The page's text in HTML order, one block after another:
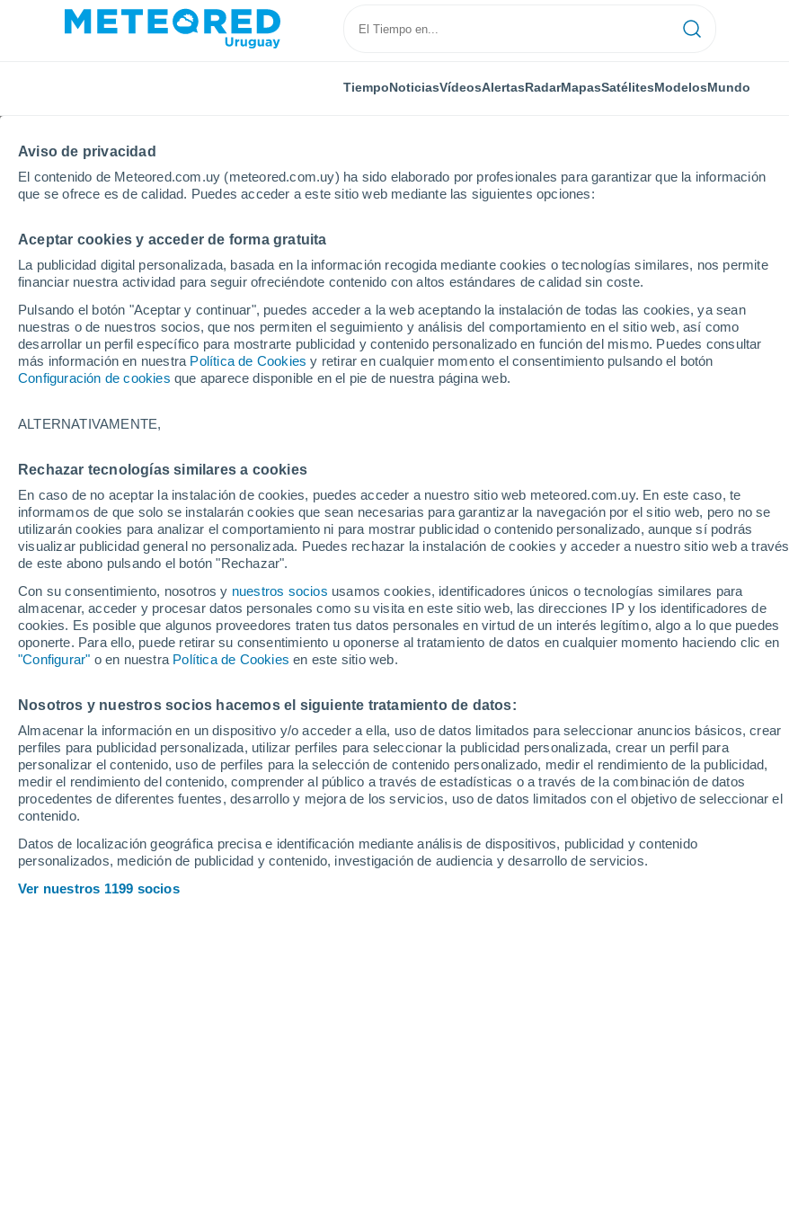
Aviso de privacidad
El contenido de Meteored.com.uy (meteored.com.uy) ha sido elaborado por profesionales para garantizar que la información
que se ofrece es de calidad. Puedes acceder a este sitio web mediante las siguientes opciones:
Aceptar cookies y acceder de forma gratuita
La publicidad digital personalizada, basada en la información recogida mediante cookies o tecnologías similares, nos permite
financiar nuestra actividad para seguir ofreciéndote contenido con altos estándares de calidad sin coste.
Pulsando el botón "Aceptar y continuar", puedes acceder a la web aceptando la instalación de todas las cookies, ya sean
nuestras o de nuestros socios, que nos permiten el seguimiento y análisis del comportamiento en el sitio web, así como
desarrollar un perfil específico para mostrarte publicidad y contenido personalizado en función del mismo. Puedes consultar
más información en nuestra Política de Cookies y retirar en cualquier momento el consentimiento pulsando el botón
Configuración de cookies que aparece disponible en el pie de nuestra página web.
ALTERNATIVAMENTE,
Rechazar tecnologías similares a cookies
En caso de no aceptar la instalación de cookies, puedes acceder a nuestro sitio web meteored.com.uy. En este caso, te
informamos de que solo se instalarán cookies que sean necesarias para garantizar la navegación por el sitio web, pero no se
utilizarán cookies para analizar el comportamiento ni para mostrar publicidad o contenido personalizado, aunque sí podrás
visualizar publicidad general no personalizada. Puedes rechazar la instalación de cookies y acceder a nuestro sitio web a través
de este abono pulsando el botón "Rechazar".
Con su consentimiento, nosotros y nuestros socios usamos cookies, identificadores únicos o tecnologías similares para
almacenar, acceder y procesar datos personales como su visita en este sitio web, las direcciones IP y los identificadores de
cookies. Es posible que algunos proveedores traten tus datos personales en virtud de un interés legítimo, algo a lo que puedes
oponerte. Para ello, puede retirar su consentimiento u oponerse al tratamiento de datos en cualquier momento haciendo clic en
"Configurar" o en nuestra Política de Cookies en este sitio web.
Nosotros y nuestros socios hacemos el siguiente tratamiento de datos:
Almacenar la información en un dispositivo y/o acceder a ella, uso de datos limitados para seleccionar anuncios básicos, crear
perfiles para publicidad personalizada, utilizar perfiles para seleccionar la publicidad personalizada, crear un perfil para
personalizar el contenido, uso de perfiles para la selección de contenido personalizado, medir el rendimiento de la publicidad,
medir el rendimiento del contenido, comprender al público a través de estadísticas o a través de la combinación de datos
procedentes de diferentes fuentes, desarrollo y mejora de los servicios, uso de datos limitados con el objetivo de seleccionar el
contenido.
Datos de localización geográfica precisa e identificación mediante análisis de dispositivos, publicidad y contenido
personalizados, medición de publicidad y contenido, investigación de audiencia y desarrollo de servicios.
Ver nuestros 1199 socios
TiempoNoticiasVídeosAlertasRadarMapasSatélitesModelosMundo
Inicio Eslovenia
Tiempo en Eslovenia. Pronóstico a 14 días
Hoy, 6 agosto Todo el día Símbolo
20°
Liubliana
35°
23°
32°
Portoroz